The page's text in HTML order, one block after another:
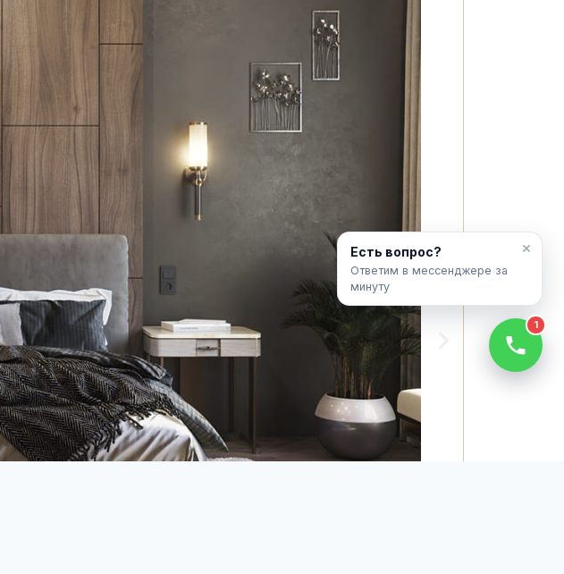
Есть вопрос?
Ответим в мессенджере за
минуту
×
1